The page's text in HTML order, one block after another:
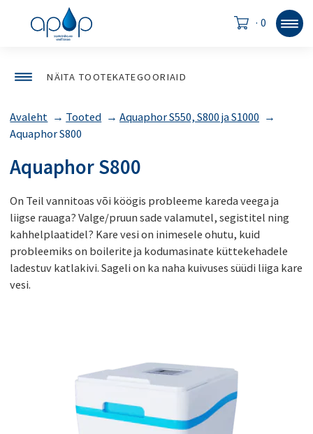
· 0
NÄITA TOOTEKATEGOORIAID
Avaleht → Tooted →Aquaphor S550, S800 ja S1000 →
Aquaphor S800
Aquaphor S800
On Teil vannitoas või köögis probleeme kareda veega ja
liigse rauaga? Valge/pruun sade valamutel, segistitel ning
kahhelplaatidel? Kare vesi on inimesele ohutu, kuid
probleemiks on boilerite ja kodumasinate küttekehadele
ladestuv katlakivi. Sageli on ka naha kuivuses süüdi liiga kare
vesi.